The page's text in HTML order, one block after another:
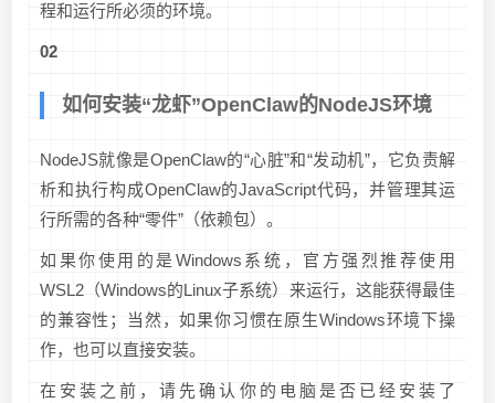
程和运行所必须的环境。
02
如何安装“龙虾”OpenClaw的NodeJS环境
NodeJS就像是OpenClaw的“心脏”和“发动机”，它负责解
析和执行构成OpenClaw的JavaScript代码，并管理其运
行所需的各种“零件”（依赖包）。
如果你使用的是Windows系统，官方强烈推荐使用
WSL2（Windows的Linux子系统）来运行，这能获得最佳
的兼容性；当然，如果你习惯在原生Windows环境下操
作，也可以直接安装。
在安装之前，请先确认你的电脑是否已经安装了